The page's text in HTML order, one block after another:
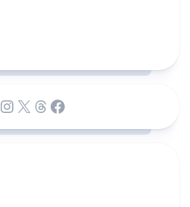
Instagram
X Threads
Facebook